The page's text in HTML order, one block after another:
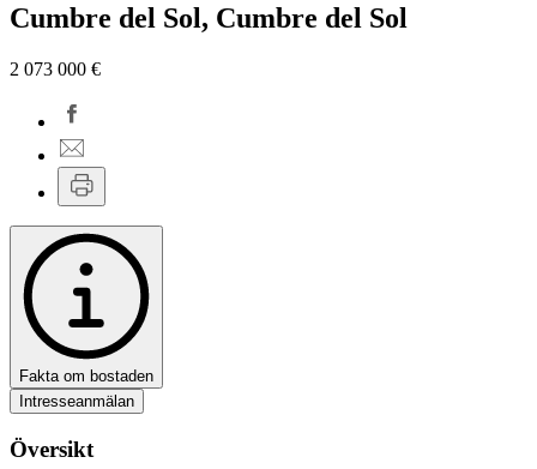
Cumbre del Sol, Cumbre del Sol
2 073 000 €
Fakta om bostaden
Intresseanmälan
Översikt